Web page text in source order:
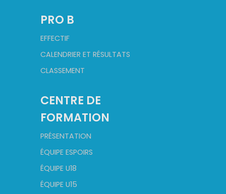
PRO B
EFFECTIF
CALENDRIER ET RÉSULTATS
CLASSEMENT
CENTRE DE
FORMATION
PRÉSENTATION
ÉQUIPE ESPOIRS
ÉQUIPE U18
ÉQUIPE U15